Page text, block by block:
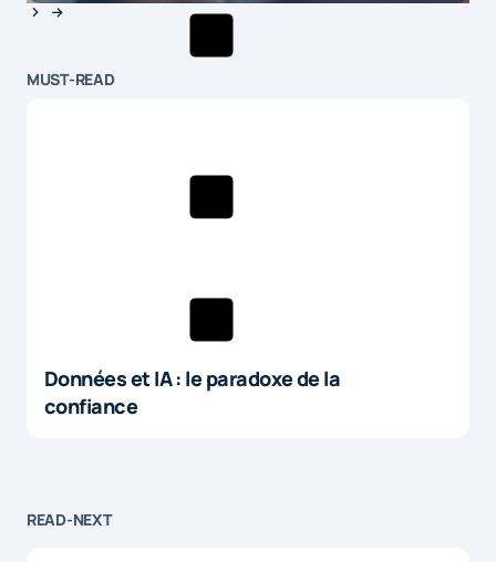
MUST-READ
Données et IA : le paradoxe de la
confiance
READ-NEXT